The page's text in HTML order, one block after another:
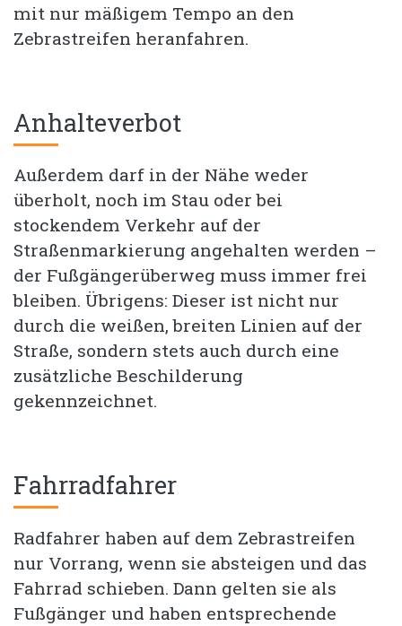
mit nur mäßigem Tempo an den
Zebrastreifen heranfahren.
Anhalteverbot
Außerdem darf in der Nähe weder
überholt, noch im Stau oder bei
stockendem Verkehr auf der
Straßenmarkierung angehalten werden –
der Fußgängerüberweg muss immer frei
bleiben. Übrigens: Dieser ist nicht nur
durch die weißen, breiten Linien auf der
Straße, sondern stets auch durch eine
zusätzliche Beschilderung
gekennzeichnet.
Fahrradfahrer
Radfahrer haben auf dem Zebrastreifen
nur Vorrang, wenn sie absteigen und das
Fahrrad schieben. Dann gelten sie als
Fußgänger und haben entsprechende